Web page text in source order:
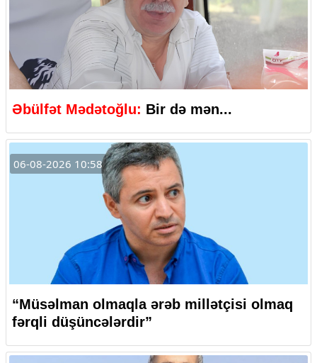
Əbülfət Mədətoğlu: Bir də mən...
06-08-2026 10:58
“Müsəlman olmaqla ərəb millətçisi olmaq
fərqli düşüncələrdir”